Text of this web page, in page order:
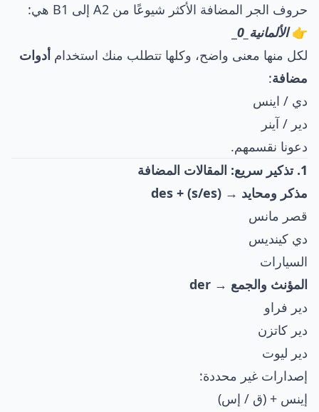
حروف الجر المضافة الأكثر شيوعًا من A2 إلى B1 هي:
👉الألمانية_0
لكل منها معنى واضح، وكلها تتطلب منك استخدام أدوات
مضافة:
دي / اينس
دير / آينر
دعونا نقسمهم.
1. تذكير سريع: المقالات المضافة
مذكر ومحايد → des + (s/es)
قصر مانس
دي كينديس
السيارات
المؤنث والجمع → der
دير فراو
دير كاتزن
دير ليوت
إصدارات غير محددة:
إينس + (ق / إس)